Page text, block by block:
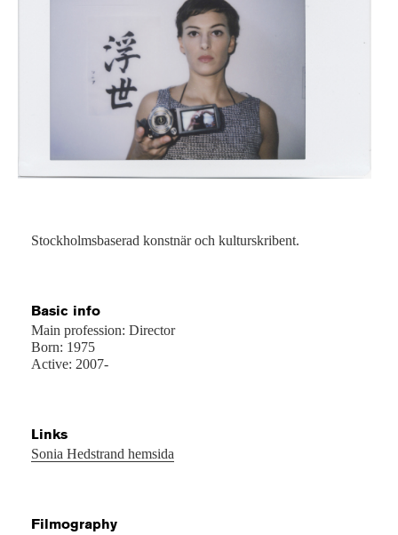
Stockholmsbaserad konstnär och kulturskribent.
Basic info
Main profession: Director
Born: 1975
Active: 2007-
Links
Sonia Hedstrand hemsida
Filmography